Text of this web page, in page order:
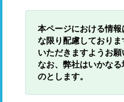
本ページにおける情
な限り配慮しており
いただきますようお願
なお、弊社はいかな
のとします。